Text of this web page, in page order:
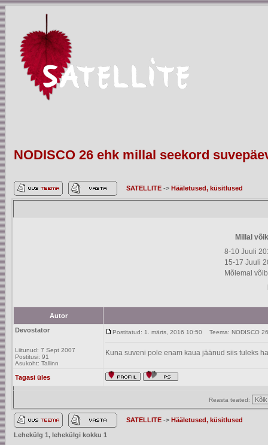
NODISCO 26 ehk millal seekord
SATELLITE -> Hääletused, küsitlused
Millal
8-10 Juuli
15-17 Juuli
Mõlemal võib
Autor
Devostator
Liitunud: 7 Sept 2007
Postitusi: 91
Asukoht: Tallinn
Postitatud: 1. märts, 2016 10:50 Teema: NODISCO
Kuna suveni pole enam kaua jäänud siis tuleks
Tagasi üles
Reasta teated:
SATELLITE -> Hääletused, küsitlused
Lehekülg 1, lehekülgi kokku 1